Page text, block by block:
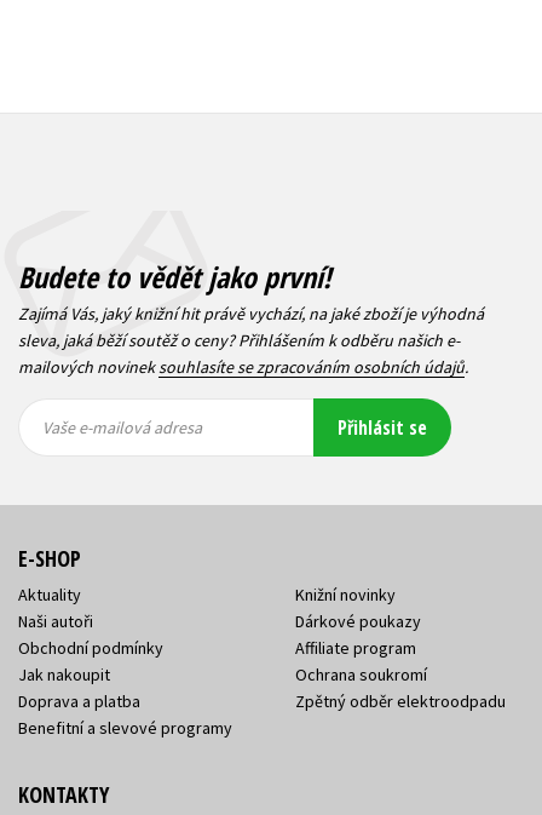
Budete to vědět jako první!
Zajímá Vás, jaký knižní hit právě vychází, na jaké zboží je výhodná
sleva, jaká běží soutěž o ceny? Přihlášením k odběru našich e-
mailových novineksouhlasíte se zpracováním osobních údajů.
mailová
mailová
Vaše e-mailová adresa Přihlásit se
E-SHOP
Aktuality
Naši autoři
Obchodní podmínky
Jak nakoupit
Doprava a platba
Benefitní a slevové programy
Knižní novinky
Dárkové poukazy
Affiliate program
Ochrana soukromí
Zpětný odběr elektroodpadu
KONTAKTY